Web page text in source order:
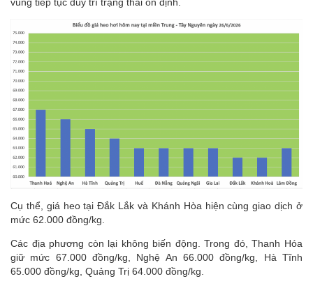
Cụ thể, giá heo tại Đắk Lắk và Khánh Hòa hiện cùng giao dịch ở
mức 62.000 đồng/kg.
Các địa phương còn lại không biến động. Trong đó, Thanh Hóa
giữ mức 67.000 đồng/kg, Nghệ An 66.000 đồng/kg, Hà Tĩnh
65.000 đồng/kg, Quảng Trị 64.000 đồng/kg.